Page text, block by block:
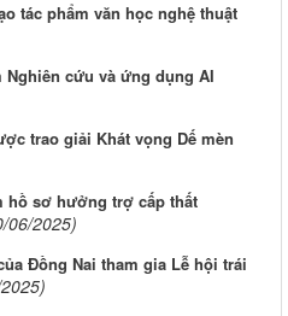
tác phẩm văn học nghệ thuật
cứu và ứng dụng AI
trao giải Khát vọng Dế mèn
hồ sơ hưởng trợ cấp thất
06/2025)
Đồng Nai tham gia Lễ hội trái